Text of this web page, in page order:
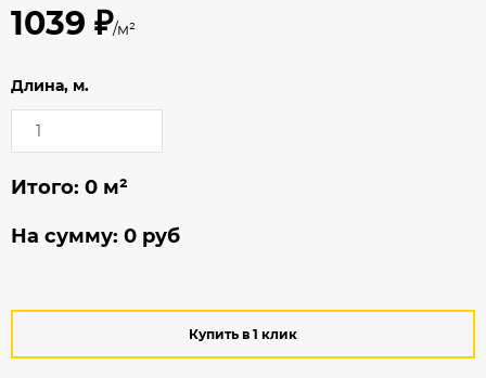
1039 ₽/м²
Длина, м.
Итого: 0 м²
На сумму: 0 руб
Купить в 1 клик